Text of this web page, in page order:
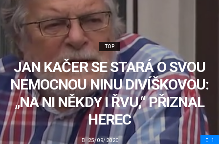
TOP
JAN KAČER SE STARÁ O SVOU
NEMOCNOU NINU DIVÍŠKOVOU:
„NA NI NĚKDY I ŘVU,“ PŘIZNAL
HEREC
25/09/2020 1